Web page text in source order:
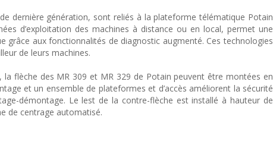
dernière génération, sont reliés à la plateforme télématique Potain
d’exploitation des machines à distance ou en local, permet une
grâce aux fonctionnalités de diagnostic augmenté. Ces technologies
de leurs machines.
flèche des MR 309 et MR 329 de Potain peuvent être montées en
et un ensemble de plateformes et d’accès améliorent la sécurité
démontage. Le lest de la contre-flèche est installé à hauteur de
de centrage automatisé.